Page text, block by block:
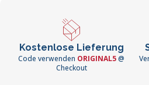
Kostenlose Lieferung
Code verwenden ORIGINAL5@
Checkout